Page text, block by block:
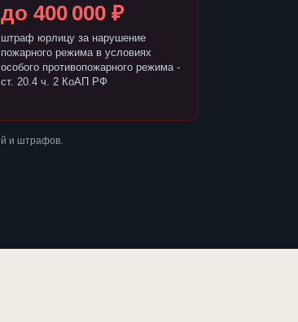
до 400 000 ₽
штраф юрлицу за нарушение
пожарного режима в условиях
особого противопожарного режима -
ст. 20.4 ч. 2 КоАП РФ
и штрафов.